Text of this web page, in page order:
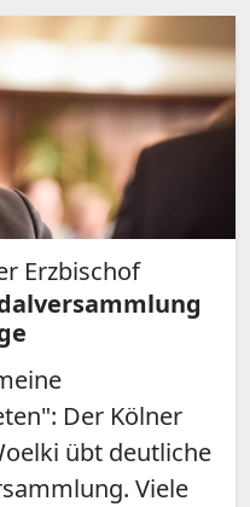
Erzbischof
Der Kölner
übt deutliche
Viele